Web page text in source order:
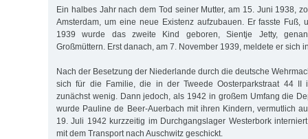
Ein halbes Jahr nach dem Tod seiner Mutter, am 15. Juni 1938,
Amsterdam, um eine neue Existenz aufzubauen. Er fasste Fuß,
1939 wurde das zweite Kind geboren, Sientje Jetty,
Großmüttern. Erst danach, am 7. November 1939, meldete er sich
Nach der Besetzung der Niederlande durch die deutsche
sich für die Familie, die in der Tweede Oosterparkstraat 44 II
zunächst wenig. Dann jedoch, als 1942 in großem Umfang die
wurde Pauline de Beer-Auerbach mit ihren Kindern, vermutlich
19. Juli 1942 kurzzeitig im Durchgangslager Westerbork
mit dem Transport nach Auschwitz geschickt.